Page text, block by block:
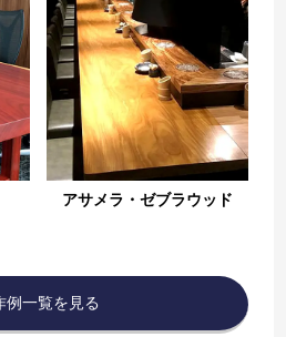
アサメラ・ゼブラウッド
例一覧を見る